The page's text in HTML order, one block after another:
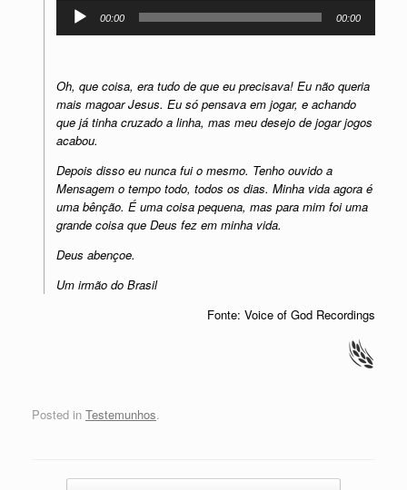
de
00:00 00:00
Oh, que coisa, era tudo de que eu precisava! Eu não queria
mais magoar Jesus. Eu só pensava em jogar, e achando
que já tinha cruzado a linha, mas meu desejo de jogar jogos
acabou.
Depois disso eu nunca fui o mesmo. Tenho ouvido a
Mensagem o tempo todo, todos os dias. Minha vida agora é
uma bênção. É uma coisa pequena, mas para mim foi uma
grande coisa que Deus fez em minha vida.
Deus abençoe.
Um irmão do Brasil
Fonte: Voice of God Recordings
Posted in Testemunhos.